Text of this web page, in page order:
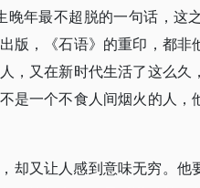
年最不超脱的一句话，这
版，《石语》的重印，都
，又在新时代生活了这么
是一个不食人间烟火的人，
却又让人感到意味无穷。